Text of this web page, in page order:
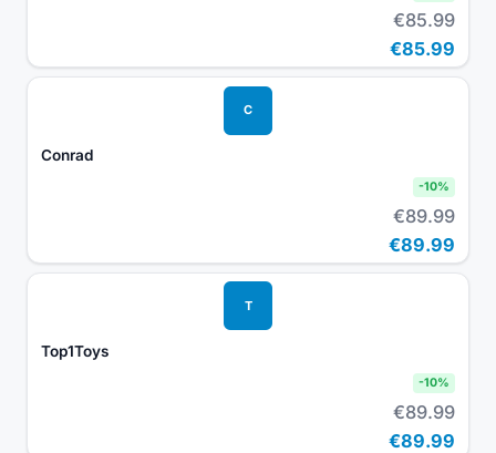
€85.99
€85.99
C
Conrad
-10%
€89.99
€89.99
T
Top1Toys
-10%
€89.99
€89.99